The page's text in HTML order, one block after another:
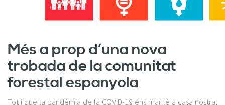
Més a prop d’una nova
trobada de la comunitat
forestal espanyola
Tot i que la pandèmia de la COVID-19 ens manté a casa nostra,